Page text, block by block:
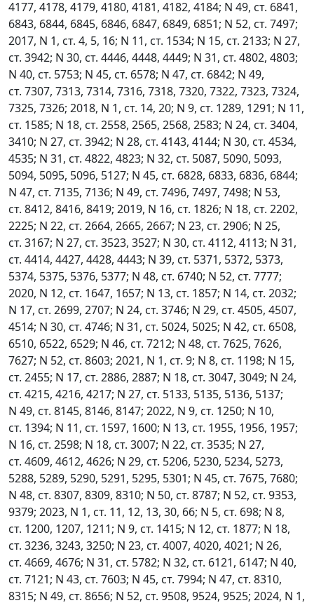
4177, 4178, 4179, 4180, 4181, 4182, 4184; N 49, ст. 6841,
6843, 6844, 6845, 6846, 6847, 6849, 6851; N 52, ст. 7497;
2017, N 1, ст. 4, 5, 16; N 11, ст. 1534; N 15, ст. 2133; N 27,
ст. 3942; N 30, ст. 4446, 4448, 4449; N 31, ст. 4802, 4803;
N 40, ст. 5753; N 45, ст. 6578; N 47, ст. 6842; N 49,
ст. 7307, 7313, 7314, 7316, 7318, 7320, 7322, 7323, 7324,
7325, 7326; 2018, N 1, ст. 14, 20; N 9, ст. 1289, 1291; N 11,
ст. 1585; N 18, ст. 2558, 2565, 2568, 2583; N 24, ст. 3404,
3410; N 27, ст. 3942; N 28, ст. 4143, 4144; N 30, ст. 4534,
4535; N 31, ст. 4822, 4823; N 32, ст. 5087, 5090, 5093,
5094, 5095, 5096, 5127; N 45, ст. 6828, 6833, 6836, 6844;
N 47, ст. 7135, 7136; N 49, ст. 7496, 7497, 7498; N 53,
ст. 8412, 8416, 8419; 2019, N 16, ст. 1826; N 18, ст. 2202,
2225; N 22, ст. 2664, 2665, 2667; N 23, ст. 2906; N 25,
ст. 3167; N 27, ст. 3523, 3527; N 30, ст. 4112, 4113; N 31,
ст. 4414, 4427, 4428, 4443; N 39, ст. 5371, 5372, 5373,
5374, 5375, 5376, 5377; N 48, ст. 6740; N 52, ст. 7777;
2020, N 12, ст. 1647, 1657; N 13, ст. 1857; N 14, ст. 2032;
N 17, ст. 2699, 2707; N 24, ст. 3746; N 29, ст. 4505, 4507,
4514; N 30, ст. 4746; N 31, ст. 5024, 5025; N 42, ст. 6508,
6510, 6522, 6529; N 46, ст. 7212; N 48, ст. 7625, 7626,
7627; N 52, ст. 8603; 2021, N 1, ст. 9; N 8, ст. 1198; N 15,
ст. 2455; N 17, ст. 2886, 2887; N 18, ст. 3047, 3049; N 24,
ст. 4215, 4216, 4217; N 27, ст. 5133, 5135, 5136, 5137;
N 49, ст. 8145, 8146, 8147; 2022, N 9, ст. 1250; N 10,
ст. 1394; N 11, ст. 1597, 1600; N 13, ст. 1955, 1956, 1957;
N 16, ст. 2598; N 18, ст. 3007; N 22, ст. 3535; N 27,
ст. 4609, 4612, 4626; N 29, ст. 5206, 5230, 5234, 5273,
5288, 5289, 5290, 5291, 5295, 5301; N 45, ст. 7675, 7680;
N 48, ст. 8307, 8309, 8310; N 50, ст. 8787; N 52, ст. 9353,
9379; 2023, N 1, ст. 11, 12, 13, 30, 66; N 5, ст. 698; N 8,
ст. 1200, 1207, 1211; N 9, ст. 1415; N 12, ст. 1877; N 18,
ст. 3236, 3243, 3250; N 23, ст. 4007, 4020, 4021; N 26,
ст. 4669, 4676; N 31, ст. 5782; N 32, ст. 6121, 6147; N 40,
ст. 7121; N 43, ст. 7603; N 45, ст. 7994; N 47, ст. 8310,
8315; N 49, ст. 8656; N 52, ст. 9508, 9524, 9525; 2024, N 1,